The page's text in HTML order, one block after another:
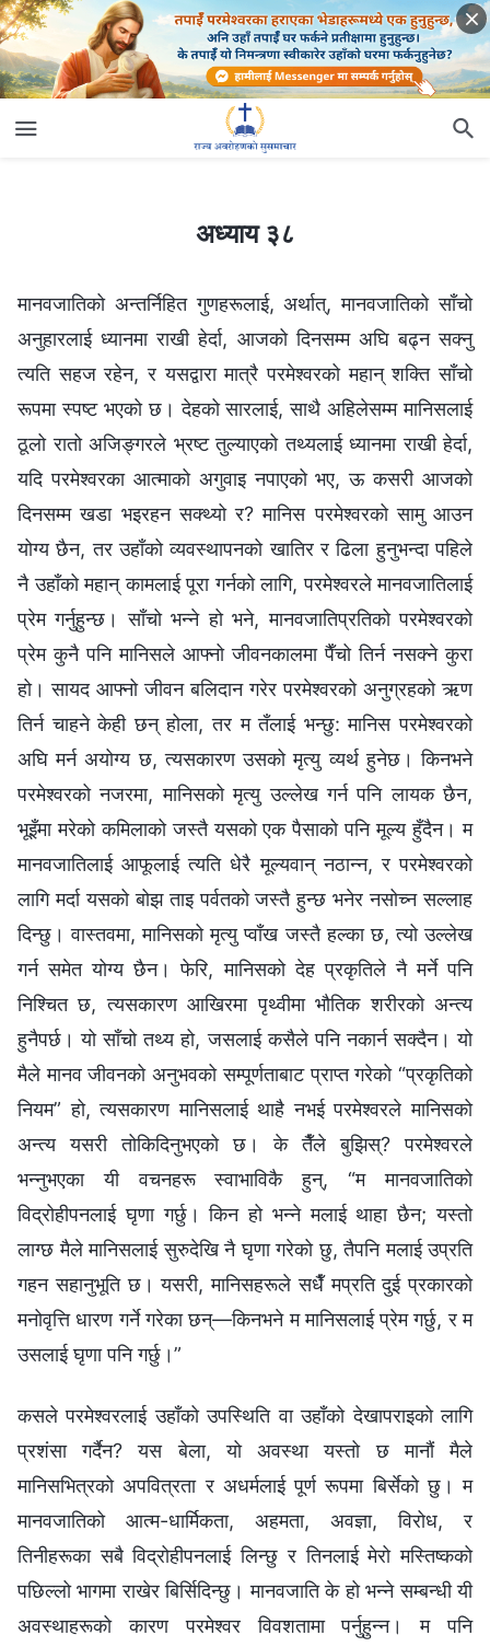
अध्याय ३८
मानवजातिको अन्तर्निहित गुणहरूलाई, अर्थात्, मानवजातिको साँचो
अनुहारलाई ध्यानमा राखी हेर्दा, आजको दिनसम्‍म अघि बढ्न सक्नु
त्यति सहज रहेन, र यसद्वारा मात्रै परमेश्‍वरको महान् शक्ति साँचो
रूपमा स्पष्ट भएको छ। देहको सारलाई, साथै अहिलेसम्‍म मानिसलाई
ठूलो रातो अजिङ्गरले भ्रष्ट तुल्याएको तथ्यलाई ध्यानमा राखी हेर्दा,
यदि परमेश्‍वरका आत्माको अगुवाइ नपाएको भए, ऊ कसरी आजको
दिनसम्‍म खडा भइरहन सक्थ्यो र? मानिस परमेश्‍वरको सामु आउन
योग्य छैन, तर उहाँको व्यवस्थापनको खातिर र ढिला हुनुभन्दा पहिले
नै उहाँको महान् कामलाई पूरा गर्नको लागि, परमेश्‍वरले मानवजातिलाई
प्रेम गर्नुहुन्छ। साँचो भन्‍ने हो भने, मानवजातिप्रतिको परमेश्‍वरको
प्रेम कुनै पनि मानिसले आफ्‍नो जीवनकालमा पैँचो तिर्न नसक्‍ने कुरा
हो। सायद आफ्‍नो जीवन बलिदान गरेर परमेश्‍वरको अनुग्रहको ऋण
तिर्न चाहने केही छन् होला, तर म तँलाई भन्छु: मानिस परमेश्‍वरको
अघि मर्न अयोग्य छ, त्यसकारण उसको मृत्यु व्यर्थ हुनेछ। किनभने
परमेश्‍वरको नजरमा, मानिसको मृत्यु उल्‍लेख गर्न पनि लायक छैन,
भूइँमा मरेको कमिलाको जस्तै यसको एक पैसाको पनि मूल्य हुँदैन। म
मानवजातिलाई आफूलाई त्यति धेरै मूल्यवान् नठान्‍न, र परमेश्‍वरको
लागि मर्दा यसको बोझ ताइ पर्वतको जस्तै हुन्छ भनेर नसोच्‍न सल्‍लाह
दिन्छु। वास्तवमा, मानिसको मृत्यु प्वाँख जस्तै हल्‍का छ, त्यो उल्‍लेख
गर्न समेत योग्य छैन। फेरि, मानिसको देह प्रकृतिले नै मर्ने पनि
निश्‍चित छ, त्यसकारण आखिरमा पृथ्वीमा भौतिक शरीरको अन्त्य
हुनैपर्छ। यो साँचो तथ्य हो, जसलाई कसैले पनि नकार्न सक्दैन। यो
मैले मानव जीवनको अनुभवको सम्पूर्णताबाट प्राप्त गरेको “प्रकृतिको
नियम” हो, त्यसकारण मानिसलाई थाहै नभई परमेश्‍वरले मानिसको
अन्त्य यसरी तोकिदिनुभएको छ। के तैँले बुझिस्? परमेश्‍वरले
भन्‍नुभएका यी वचनहरू स्वाभाविकै हुन्, “म मानवजातिको
विद्रोहीपनलाई घृणा गर्छु। किन हो भन्‍ने मलाई थाहा छैन; यस्तो
लाग्छ मैले मानिसलाई सुरुदेखि नै घृणा गरेको छु, तैपनि मलाई उप्रति
गहन सहानुभूति छ। यसरी, मानिसहरूले सधैँ मप्रति दुई प्रकारको
मनोवृत्ति धारण गर्ने गरेका छन्—किनभने म मानिसलाई प्रेम गर्छु, र म
उसलाई घृणा पनि गर्छु।”
कसले परमेश्‍वरलाई उहाँको उपस्थिति वा उहाँको देखापराइको लागि
प्रशंसा गर्दैन? यस बेला, यो अवस्था यस्तो छ मानौं मैले
मानिसभित्रको अपवित्रता र अधर्मलाई पूर्ण रूपमा बिर्सेको छु। म
मानवजातिको आत्म-धार्मिकता, अहमता, अवज्ञा, विरोध, र
तिनीहरूका सबै विद्रोहीपनलाई लिन्छु र तिनलाई मेरो मस्तिष्कको
पछिल्‍लो भागमा राखेर बिर्सिदिन्छु। मानवजाति के हो भन्‍ने सम्‍बन्धी यी
अवस्थाहरूको कारण परमेश्‍वर विवशतामा पर्नुहुन्न। म पनि